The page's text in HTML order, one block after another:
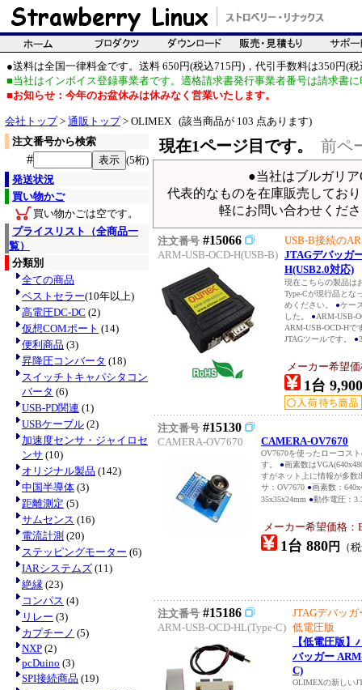
●送料は全国一律料金です。送料 650円(税込715円)，代引手数料は350円(税
■当社はインボイス登録事業者です。適格請求書発行事業者番号は請求書
■お知らせ：今年のお盆休みは休みなく営業いたします。
会社トップ> 通販トップ> OLIMEX (該当商品が 103 点あります)
注文番号から検索
#
(5桁)
発送状況
買い物かご
買い物かごは空です。
プライスリスト（全商品一
覧）
分類別
全ての商品
ベストセラー(10年以上)
高電圧DC-DC (2)
仮想COMポート (14)
便利商品 (3)
昇降圧コンバータ (18)
スイッチトキャパシタコン
バータ (6)
USB-PD関連 (1)
USBケーブル (2)
加速度センサ・ジャイロセ
ンサ (10)
オリジナル製品 (142)
中国半導体 (3)
距離測定 (5)
サムセンス (16)
電流計測 (20)
ステッピングモーター (6)
IARシステムズ (11)
絶縁 (23)
コンパス (4)
リレー (3)
カプチーノ (5)
NXP (2)
pcDuino (3)
SPI接続商品 (19)
現在1ページ目です。 前ペ
●当社はブルガリ
代表的なものを在庫販売してお
軽にお問い合わせくだ
注文番号 #15066
ARM-USB-OCD-H(USB-B)
USB-B接続の
JTAGデバッガ
H(USB2.0対応)
現在こちらの製品は
Type-Cが現行品とな
めください。 ●ケー
した。 ●ARM-USB-
ARM-USB-OCD-Hで
JTAGツールです。 ●
メーカー希望
1台 9,900
注文番号 #15130
CAMERA-OV7670 CAMERA-OV7670
OV7670を使ったローコス
す。 ●画素数は
すがネット上に情報が多
サ：OV7670 ●画素数：
35x35x24mm ●動作電圧：
メーカー希望価格：
1台 880円 （
注文番号 #15186
ARM-USB-OCD-HL(Type-C)
JTAGデバッ
低電圧版
【低電圧版
バッガー
C)
OLIMEXの新しい